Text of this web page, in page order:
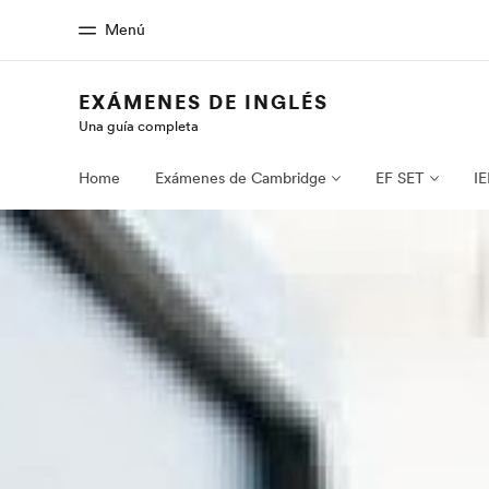
Menú
Bienvenido a EF Ver todo lo que
EXÁMENES DE INGLÉS
Una guía completa
Home Exámenes de Cambridge EF SET